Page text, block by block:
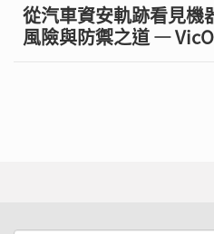
從汽車資安軌跡看見機
風險與防禦之道 —